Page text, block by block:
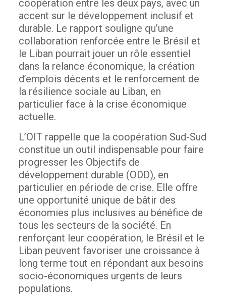
coopération entre les deux pays, avec un
accent sur le développement inclusif et
durable. Le rapport souligne qu’une
collaboration renforcée entre le Brésil et
le Liban pourrait jouer un rôle essentiel
dans la relance économique, la création
d’emplois décents et le renforcement de
la résilience sociale au Liban, en
particulier face à la crise économique
actuelle.
L’OIT rappelle que la coopération Sud-Sud
constitue un outil indispensable pour faire
progresser les Objectifs de
développement durable (ODD), en
particulier en période de crise. Elle offre
une opportunité unique de bâtir des
économies plus inclusives au bénéfice de
tous les secteurs de la société. En
renforçant leur coopération, le Brésil et le
Liban peuvent favoriser une croissance à
long terme tout en répondant aux besoins
socio-économiques urgents de leurs
populations.